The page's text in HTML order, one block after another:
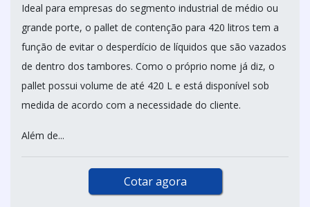
Ideal para empresas do segmento industrial de médio ou
grande porte, o pallet de contenção para 420 litros tem a
função de evitar o desperdício de líquidos que são vazados
de dentro dos tambores. Como o próprio nome já diz, o
pallet possui volume de até 420 L e está disponível sob
medida de acordo com a necessidade do cliente.
Além de...
Cotar agora